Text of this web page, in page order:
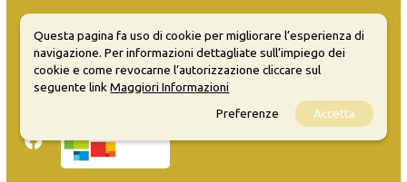
MATERA WELCOME EVENTS
Opendata
Questa pagina fa uso di cookie per migliorare l’esperienza di
navigazione. Per informazioni dettagliate sull’impiego dei
cookie e come revocarne l’autorizzazione cliccare sul
seguente linkMaggiori Informazioni
Preferenze
Accetta